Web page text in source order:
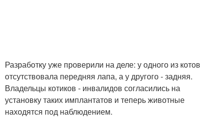
Разработку уже проверили на деле: у одного из котов
отсутствовала передняя лапа, а у другого - задняя.
Владельцы котиков - инвалидов согласились на
установку таких имплантатов и теперь животные
находятся под наблюдением.